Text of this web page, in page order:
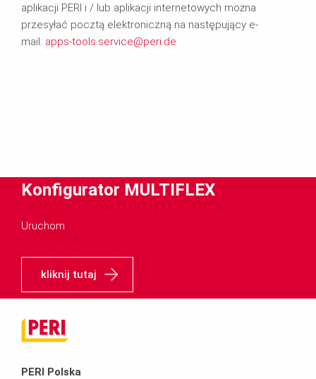
aplikacji PERI i / lub aplikacji internetowych można
przesyłać pocztą elektroniczną na następujący e-
mail: apps-tools.service@peri.de
Konfigurator MULTIFLEX
Uruchom
kliknij tutaj
PERI Polska